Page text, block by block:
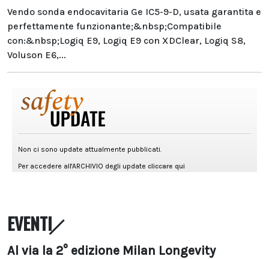
Vendo sonda endocavitaria Ge IC5-9-D, usata garantita e
perfettamente funzionante;&nbsp;Compatibile
con:&nbsp;Logiq E9, Logiq E9 con XDClear, Logiq S8,
Voluson E6,...
EVENTI
Al via la 2° edizione Milan Longevity